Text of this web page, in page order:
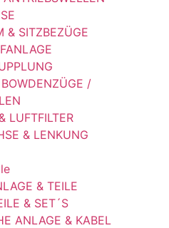
& SITZBEZÜGE
/
LUFTFILTER
& LENKUNG
& TEILE
& SET´S
ANLAGE & KABEL